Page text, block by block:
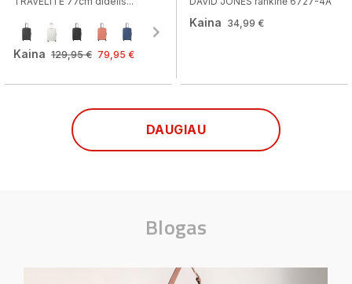
Kaina 129,95 € 79,95 €
Kaina 34,99 €
DAUGIAU
Blogas